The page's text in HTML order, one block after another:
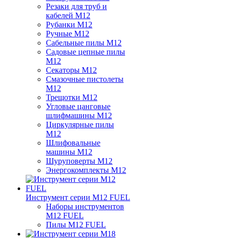
Резаки для труб и
кабелей M12
Рубанки M12
Ручные M12
Сабельные пилы M12
Садовые цепные пилы
M12
Секаторы M12
Смазочные пистолеты
M12
Трещотки M12
Угловые цанговые
шлифмашины M12
Циркулярные пилы
M12
Шлифовальные
машины M12
Шуруповерты M12
Энергокомплекты M12
Инструмент серии M12 FUEL
Наборы инструментов
M12 FUEL
Пилы M12 FUEL